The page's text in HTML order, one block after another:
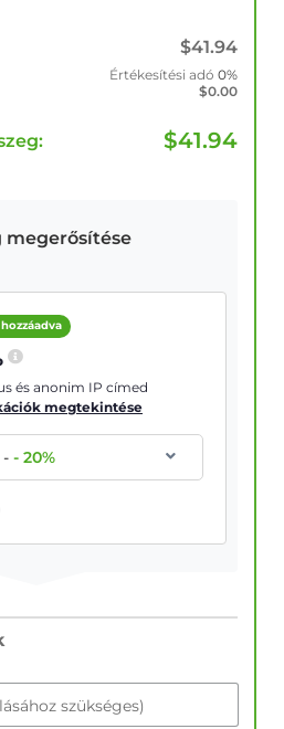
$41.94
Értékesítési adó 0%
$0.00
$41.94
megerősítése
és anonim IP címed
megtekintése
--20%
szükséges)